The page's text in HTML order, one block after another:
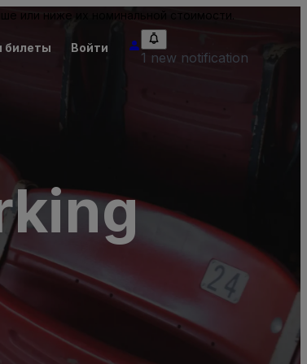
или ниже их номинальной стоимости.
билеты Войти
1 new notification